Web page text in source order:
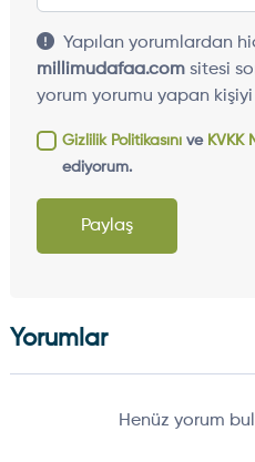
Yapılan yorumlardan
millimudafaa.comsitesi
yorum yorumu yapan
Gizlilik Politikasınıve KVKK
ediyorum.
Paylaş
Yorumlar
Henüz yorum